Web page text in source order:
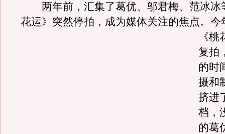
两年前，汇集了葛优、邬君梅、范冰冰
花运》突然停拍，成为媒体关注的焦点。 今
《
复拍
的时
摄和
挤进
档，
的葛